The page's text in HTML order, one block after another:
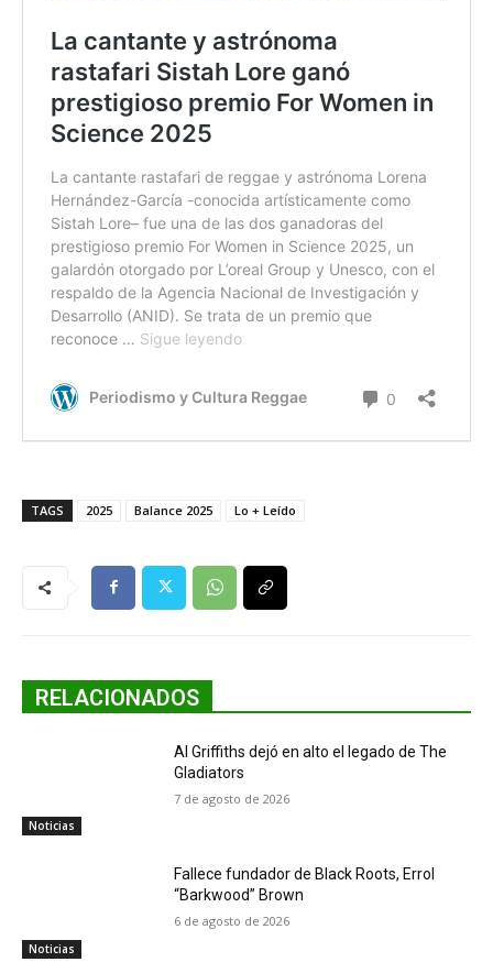
TAGS 2025 Balance 2025 Lo + Leído
RELACIONADOS
Noticias
Al Griffiths dejó en alto el legado de The
Gladiators
7 de agosto de 2026
Noticias
Fallece fundador de Black Roots, Errol
“Barkwood” Brown
6 de agosto de 2026